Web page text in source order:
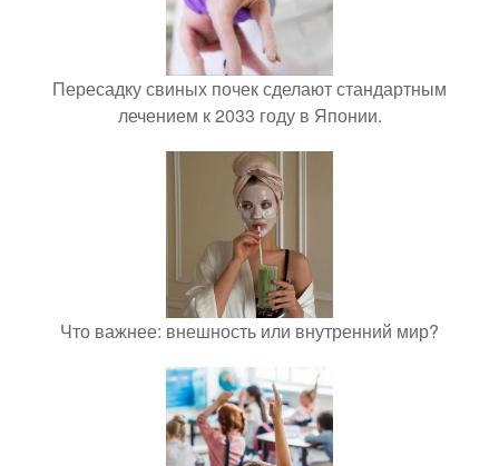
Пересадку свиных почек сделают стандартным
лечением к 2033 году в Японии.
Что важнее: внешность или внутренний мир?